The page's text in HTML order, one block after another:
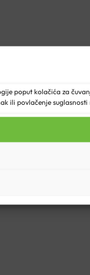
poput kolačića za
ili povlačenje